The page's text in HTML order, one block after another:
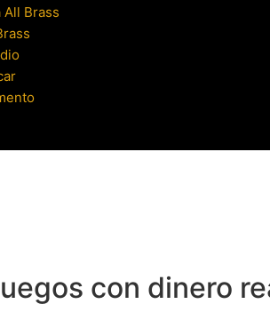
Brass
con dinero